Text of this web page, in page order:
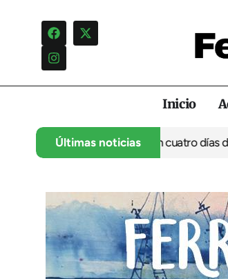
Inicio
Últimas noticias
su 35º aniversario con cuatro días de